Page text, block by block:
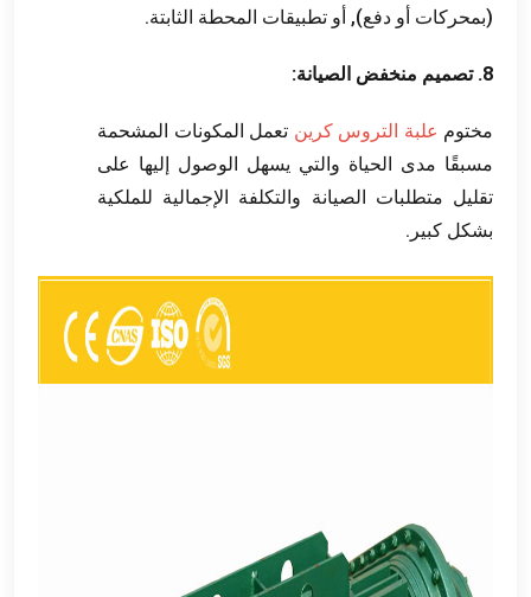
(بمحركات أو دفع), أو تطبيقات المحطة الثابتة.
8. تصميم منخفض الصيانة:
مختوم علبة التروس كرين تعمل المكونات المشحمة
مسبقًا مدى الحياة والتي يسهل الوصول إليها على
تقليل متطلبات الصيانة والتكلفة الإجمالية للملكية
بشكل كبير.